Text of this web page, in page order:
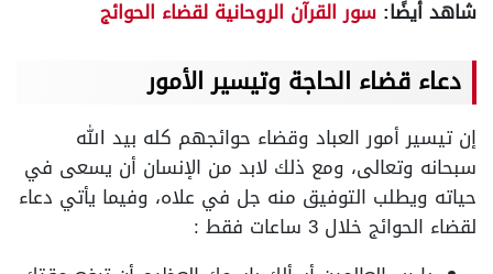
شاهد أيضًا: سور القرآن الروحانية لقضاء الحوائج
دعاء قضاء الحاجة وتيسير الأمور
إن تيسير أمور العباد وقضاء حوائجهم كله بيد الله
سبحانه وتعالى، ومع ذلك لابد من الإنسان أن يسعى في
حياته ويطلب التوفيق منه جل في علاه، وفيما يأتي دعاء
لقضاء الحوائج خلال 3 ساعات فقط
: